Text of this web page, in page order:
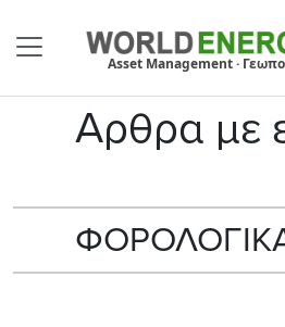
Asset Management ·
Αρθρα με